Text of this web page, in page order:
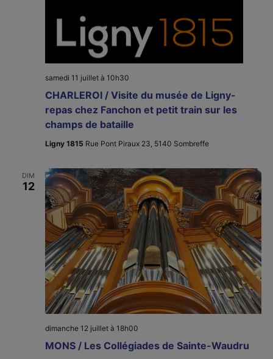
CHARLEROI / Visite du musée de Ligny-
repas chez Fanchon et petit train sur les
champs de bataille
samedi 11 juillet à 10h30
Ligny 1815 Rue Pont Piraux 23, 5140 Sombreffe
DIM
12
MONS / Les Collégiades de Sainte-Waudru
dimanche 12 juillet à 18h00